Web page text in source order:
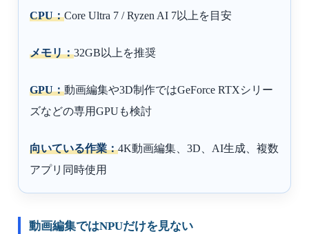
CPU：Core Ultra 7 / Ryzen AI 7以上を目安
メモリ：32GB以上を推奨
GPU：動画編集や3D制作ではGeForce RTXシリー
ズなどの専用GPUも検討
向いている作業：4K動画編集、3D、AI生成、複数
アプリ同時使用
動画編集ではNPUだけを見ない